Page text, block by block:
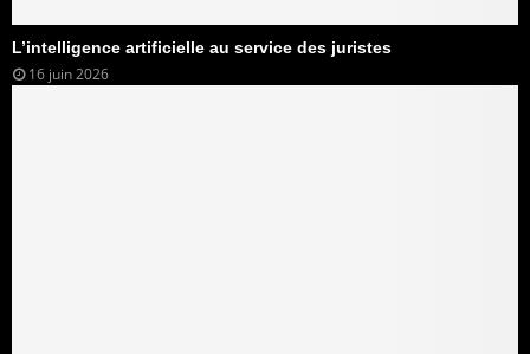
L’intelligence artificielle au service des juristes
16 juin 2026